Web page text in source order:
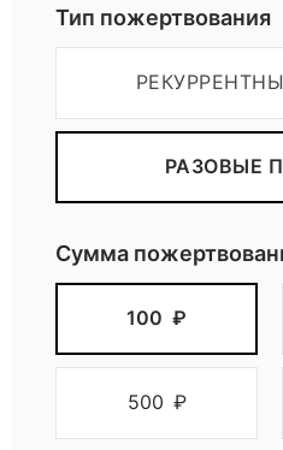
я
д
о
м
Тип пожертвования
РАЗОВЫЕ
Сумма
100 ₽
500 ₽